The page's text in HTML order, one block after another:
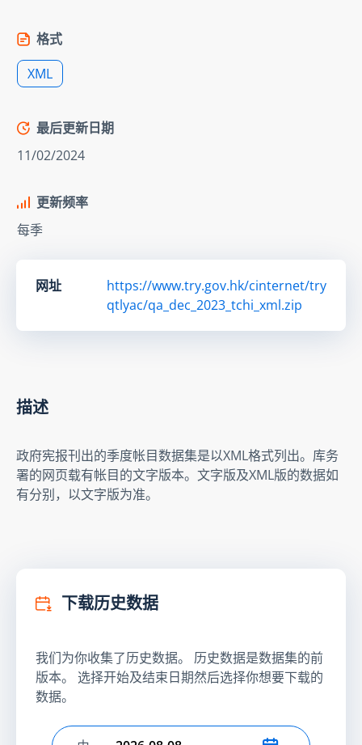
格式
XML
最后更新日期
11/02/2024
更新频率
每季
网址
https://www.try.gov.hk/cinternet/try
qtlyac/qa_dec_2023_tchi_xml.zip
描述
政府宪报刊出的季度帐目数据集是以XML格式列出。库务
署的网页载有帐目的文字版本。文字版及XML版的数据如
有分别，以文字版为准。
下载历史数据
我们为你收集了历史数据。 历史数据是数据集的前
版本。 选择开始及结束日期然后选择你想要下载的
数据。